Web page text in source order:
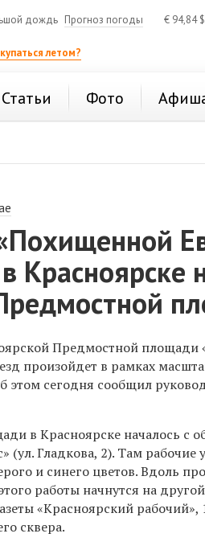
дождь Прогноз погоды € 94,84$
летом?
Статьи Фото
Красноярске
Предмостной площади
произойдет в рамках
этом сегодня сообщил
в Красноярске началось с
(ул. Гладкова, 2). Там рабочие
и синего цветов.Вдоль
работы начнутся на
«Красноярский рабочий»,
сквера.